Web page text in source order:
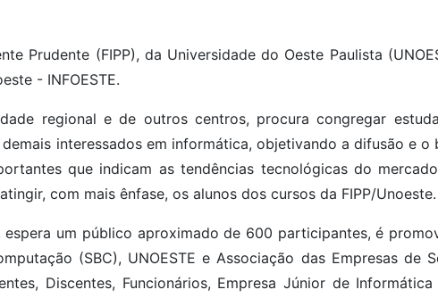
Prudente (FIPP), da Universidade do Oeste Paulista
- INFOESTE.
regional e de outros centros, procura congregar
interessados em informática, objetivando a difusão e
que indicam as tendências tecnológicas do
com mais ênfase, os alunos dos cursos da FIPP/Unoeste.
espera um público aproximado de 600 participantes, é
(SBC), UNOESTE e Associação das Empresas de
Discentes, Funcionários, Empresa Júnior de